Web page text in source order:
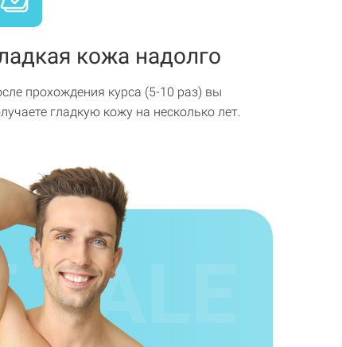
кожа надолго
прохождения курса (5-10 раз) вы
гладкую кожу на несколько лет.
SALE